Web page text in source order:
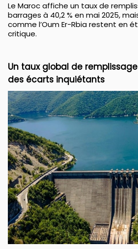
Le Maroc affiche un taux de
barrages à 40,2 % en mai 2025,
comme l’Oum Er-Rbia restent en
critique.
Un taux global de
des écarts inquiétants